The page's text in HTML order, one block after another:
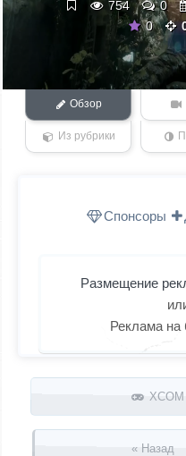
754 0
0
Обзор
Из рубрики
Спонсоры
Размещение
Реклама на
Запись навигация
« Назад